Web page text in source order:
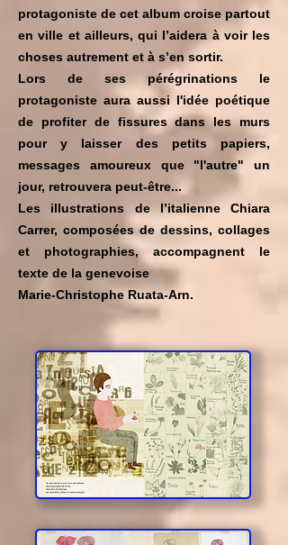
protagoniste de cet album croise partout
en ville et ailleurs, qui l’aidera à voir les
choses autrement et à s’en sortir.
Lors de ses pérégrinations le
protagoniste aura aussi l'idée poétique
de profiter de fissures dans les murs
pour y laisser des petits papiers,
messages amoureux que "l'autre" un
jour, retrouvera peut-être...
Les illustrations de l’italienne Chiara
Carrer, composées de dessins, collages
et photographies, accompagnent le
texte de la genevoise
Marie-Christophe Ruata-Arn.